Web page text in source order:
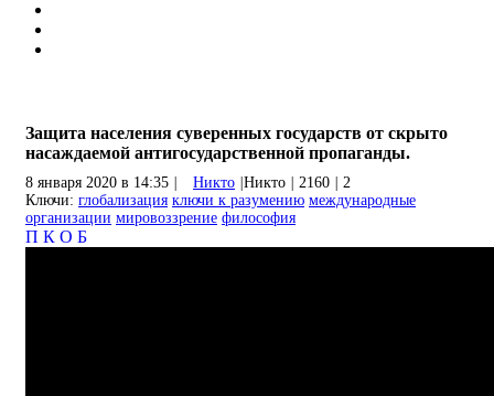
Защита населения суверенных государств от скрыто
насаждаемой антигосударственной пропаганды.
8 января 2020 в 14:35 Никто Никто 2160
2
Ключи: глобализация ключи к разумению международные
организации мировоззрение философия
П К О Б